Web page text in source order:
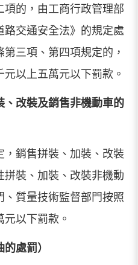
的，由工商行政管理部
路交通安全法》的規定處
三項、第四項規定的，
以上五萬元以下罰款。
、改裝及銷售非機動車的
銷售拼裝、加裝、改裝
拼裝、加裝、改裝非機動
、質量技術監督部門按照
以下罰款。
處罰）